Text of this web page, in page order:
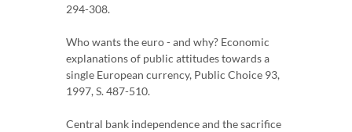
294-308.
Who wants the euro - and why? Economic
explanations of public attitudes towards a
single European currency, Public Choice 93,
1997, S. 487-510.
Central bank independence and the sacrifice